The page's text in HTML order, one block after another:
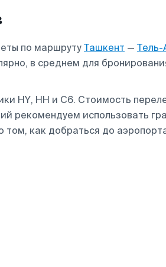
по маршрутуТашкент — Тель-
в среднем для
HY, HH и C6. Стоимость
рекомендуем использовать
как добраться до